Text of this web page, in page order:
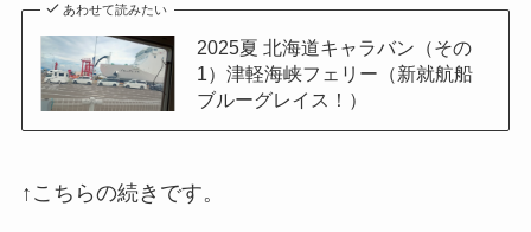
あわせて読みたい
2025夏 北海道キャラバン（その
1）津軽海峡フェリー（新就航船
ブルーグレイス！）
↑こちらの続きです。